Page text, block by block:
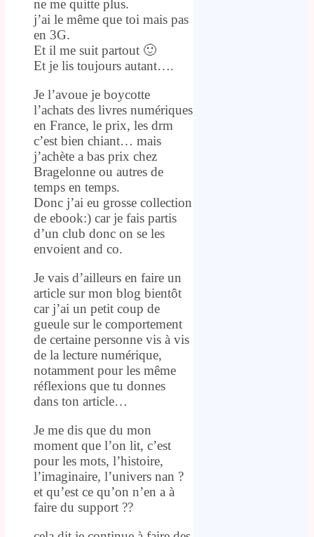
ne me quitte plus.
j’ai le même que toi mais pas
en 3G.
Et il me suit partout 🙂
Et je lis toujours autant….
Je l’avoue je boycotte
l’achats des livres numériques
en France, le prix, les drm
c’est bien chiant… mais
j’achète a bas prix chez
Bragelonne ou autres de
temps en temps.
Donc j’ai eu grosse collection
de ebook:) car je fais partis
d’un club donc on se les
envoient and co.
Je vais d’ailleurs en faire un
article sur mon blog bientôt
car j’ai un petit coup de
gueule sur le comportement
de certaine personne vis à vis
de la lecture numérique,
notamment pour les même
réflexions que tu donnes
dans ton article…
Je me dis que du mon
moment que l’on lit, c’est
pour les mots, l’histoire,
l’imaginaire, l’univers nan ?
et qu’est ce qu’on n’en a à
faire du support ??